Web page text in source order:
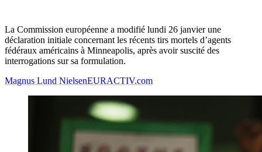
La Commission européenne a modifié lundi 26 janvier une
déclaration initiale concernant les récents tirs mortels d’agents
fédéraux américains à Minneapolis, après avoir suscité des
interrogations sur sa formulation.
Magnus Lund NielsenEURACTIV.com